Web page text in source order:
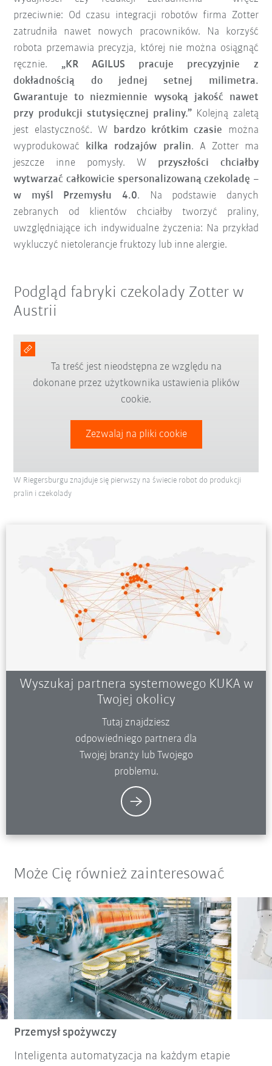
przeciwnie: Od czasu integracji robotów firma Zotter
zatrudniła nawet nowych pracowników. Na korzyść
robota przemawia precyzja, której nie można osiągnąć
ręcznie. „KR AGILUS pracuje precyzyjnie z
dokładnością do jednej setnej milimetra.
Gwarantuje to niezmiennie wysoką jakość nawet
przy produkcji stutysięcznej praliny.” Kolejną zaletą
jest elastyczność. W bardzo krótkim czasie można
wyprodukować kilka rodzajów pralin. A Zotter ma
jeszcze inne pomysły. W przyszłości chciałby
wytwarzać całkowicie spersonalizowaną czekoladę –
w myśl Przemysłu 4.0. Na podstawie danych
zebranych od klientów chciałby tworzyć praliny,
uwzględniające ich indywidualne życzenia: Na przykład
wykluczyć nietolerancje fruktozy lub inne alergie.
Podgląd fabryki czekolady Zotter w
Austrii
Ta treść jest nieodstępna ze względu na
dokonane przez użytkownika ustawienia plików
cookie.
Zezwalaj na pliki cookie
W Riegersburgu znajduje się pierwszy na świecie robot do produkcji
pralin i czekolady
Wyszukaj partnera systemowego KUKA w
Twojej okolicy
Tutaj znajdziesz
odpowiedniego partnera dla
Twojej branży lub Twojego
problemu.
Może Cię również zainteresować
Przemysł spożywczy
Inteligenta automatyzacja na każdym etapie